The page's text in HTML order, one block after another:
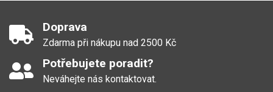
Doprava
Zdarma při nákupu nad 2500 Kč
Potřebujete poradit?
Neváhejte nás kontaktovat.